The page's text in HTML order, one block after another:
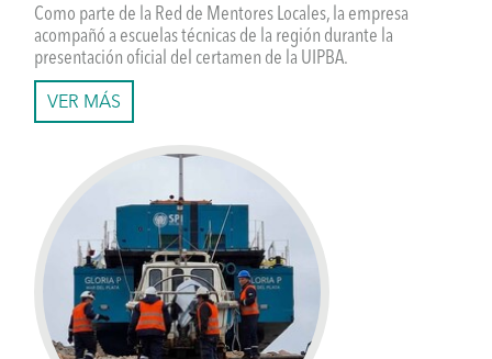
Como parte de la Red de Mentores Locales, la empresa
acompañó a escuelas técnicas de la región durante la
presentación oficial del certamen de la UIPBA.
VER MÁS